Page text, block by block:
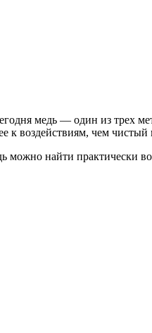
медь — один из трех
к воздействиям, чем чистый
найти практически